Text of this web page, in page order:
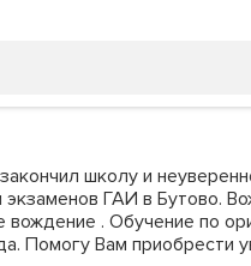
школу и
ГАИ в Бутово.
. Обучение по
Помогу Вам приобрести